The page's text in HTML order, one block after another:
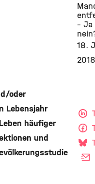
– Ja
18.
2018
oder
Lebensjahr
häufiger
und